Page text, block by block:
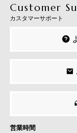
Customer
カスタマーサポート
営業時間